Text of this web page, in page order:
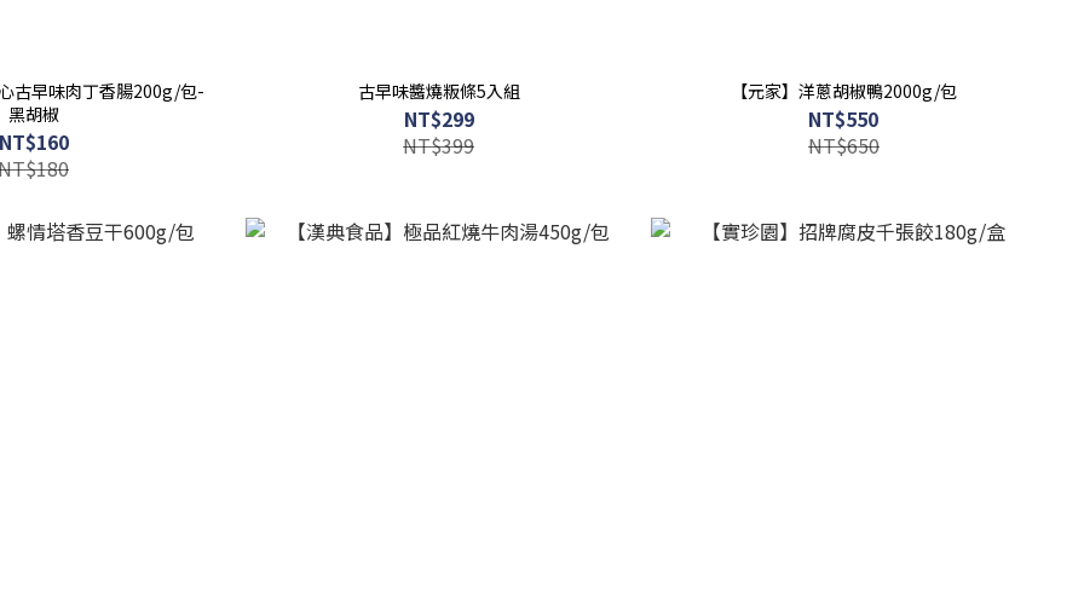
古早味肉丁香腸200g/包-
黑胡椒
古早味醬燒粄條5入組
NT$299
NT$399
【元家】洋蔥胡椒鴨2000g/包
NT$550
NT$650